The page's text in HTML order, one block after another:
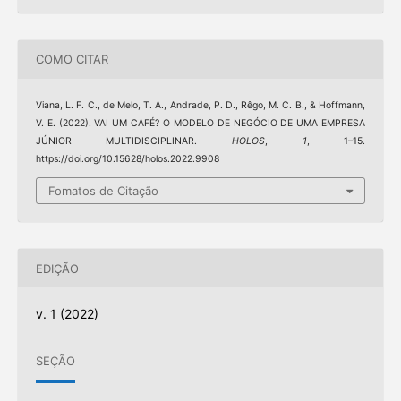
COMO CITAR
Viana, L. F. C., de Melo, T. A., Andrade, P. D., Rêgo, M. C. B., & Hoffmann,
V. E. (2022). VAI UM CAFÉ? O MODELO DE NEGÓCIO DE UMA EMPRESA
JÚNIOR MULTIDISCIPLINAR. HOLOS, 1, 1–15.
https://doi.org/10.15628/holos.2022.9908
Fomatos de Citação
EDIÇÃO
v. 1 (2022)
SEÇÃO